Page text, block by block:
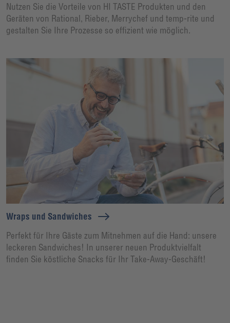
Nutzen Sie die Vorteile von HI TASTE Produkten und den
Geräten von Rational, Rieber, Merrychef und temp-rite und
gestalten Sie Ihre Prozesse so effizient wie möglich.
Wraps und Sandwiches
Perfekt für Ihre Gäste zum Mitnehmen auf die Hand: unsere
leckeren Sandwiches! In unserer neuen Produktvielfalt
finden Sie köstliche Snacks für Ihr Take-Away-Geschäft!